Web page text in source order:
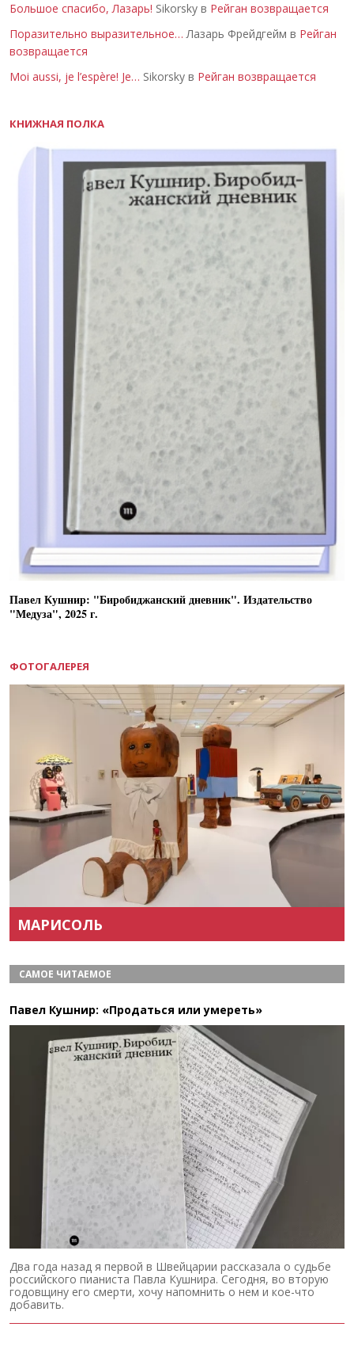
Большое спасибо, Лазарь! Sikorsky в Рейган возвращается
Поразительно выразительное… Лазарь Фрейдгейм в Рейган
возвращается
Moi aussi, je l’espère! Je… Sikorsky в Рейган возвращается
КНИЖНАЯ ПОЛКА
Павел Кушнир: "Биробиджанский дневник". Издательство
"Медуза", 2025 г.
ФОТОГАЛЕРЕЯ
МАРИСОЛЬ
САМОЕ ЧИТАЕМОЕ
Павел Кушнир: «Продаться или умереть»
Два года назад я первой в Швейцарии рассказала о судьбе
российского пианиста Павла Кушнира. Сегодня, во вторую
годовщину его смерти, хочу напомнить о нем и кое-что
добавить.